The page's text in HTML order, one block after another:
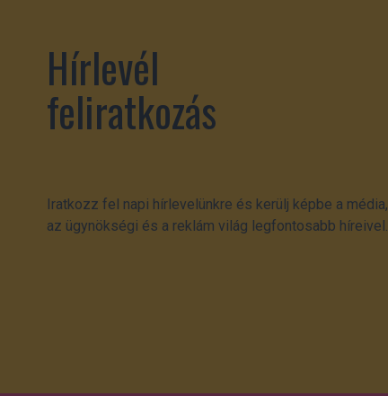
Hírlevél
feliratkozás
Iratkozz fel napi hírlevelünkre és kerülj képbe a média,
az ügynökségi és a reklám világ legfontosabb híreivel.